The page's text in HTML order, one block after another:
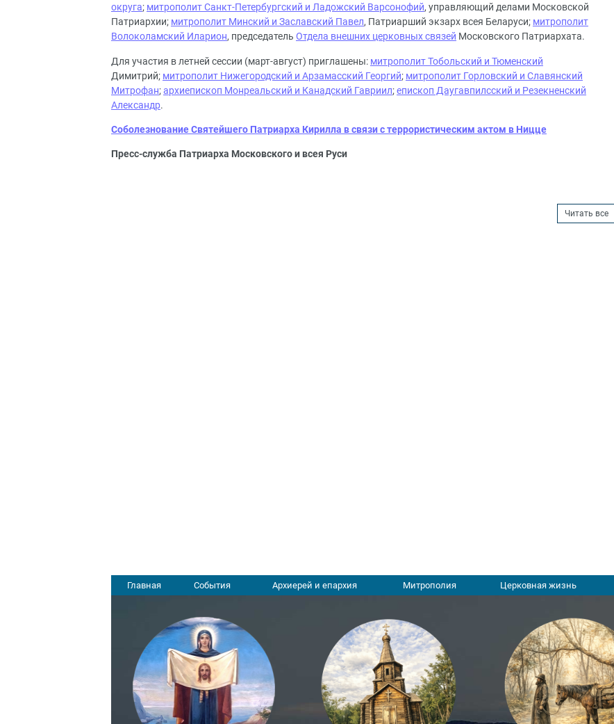
округа; митрополит Санкт-Петербургский и Ладожский Варсонофий, управляющий делами Московской
Патриархии; митрополит Минский и Заславский Павел, Патриарший экзарх всея Беларуси; митрополит
Волоколамский Иларион, председатель Отдела внешних церковных связей Московского Патриархата.
Для участия в летней сессии (март-август) приглашены: митрополит Тобольский и Тюменский
Димитрий; митрополит Нижегородский и Арзамасский Георгий; митрополит Горловский и Славянский
Митрофан;архиепископ Монреальский и Канадский Гавриил;епископ Даугавпилсский и Резекненский
Александр.
Соболезнование Святейшего Патриарха Кирилла в связи с террористическим актом в Ницце
Пресс-служба Патриарха Московского и всея Руси
Читать все
Главная События Архиерей и епархия Митрополия Церковная жизнь